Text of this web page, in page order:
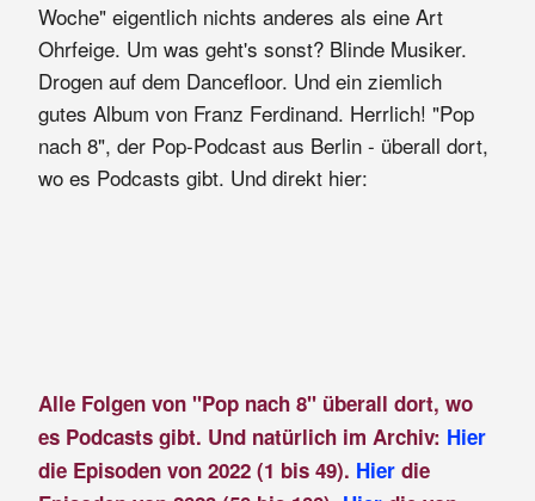
Woche" eigentlich nichts anderes als eine Art
Ohrfeige. Um was geht's sonst? Blinde Musiker.
Drogen auf dem Dancefloor. Und ein ziemlich
gutes Album von Franz Ferdinand. Herrlich! "Pop
nach 8", der Pop-Podcast aus Berlin - überall dort,
wo es Podcasts gibt. Und direkt hier:
Alle Folgen von "Pop nach 8" überall dort, wo
es Podcasts gibt. Und natürlich im Archiv: Hier
die Episoden von 2022 (1 bis 49). Hierdie